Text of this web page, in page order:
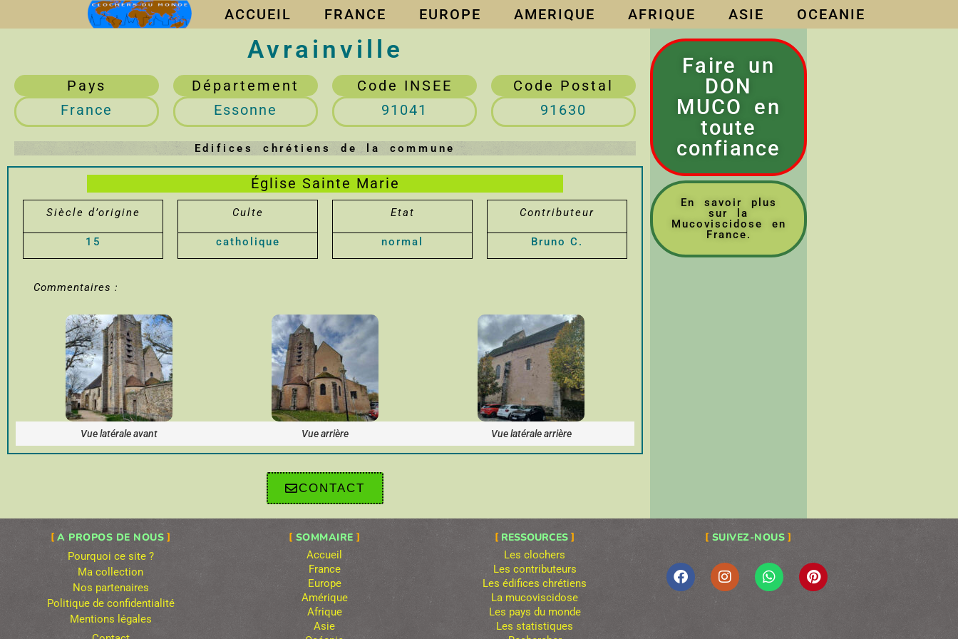
ACCUEIL FRANCE EUROPE AMERIQUE AFRIQUE ASIE OCEANIE
Avrainville
Pays
France
Département
Essonne
Code INSEE
91041
Code Postal
91630
Edifices chrétiens de la commune
Église Sainte Marie
Siècle d’origine
15
Culte
catholique
Etat
normal
Contributeur
Bruno C.
Commentaires :
Vue latérale avant Vue arrière Vue latérale arrière
CONTACT
Faire un
DON
MUCO en
toute
confiance
En savoir plus
sur la
Mucoviscidose en
France.
A PROPOS DE NOUS
Pourquoi ce site ?
Ma collection
Nos partenaires
Politique de confidentialité
Mentions légales
SOMMAIRE
Accueil
France
Europe
Amérique
Afrique
Asie
RESSOURCES
Les clochers
Les contributeurs
Les édifices chrétiens
La mucoviscidose
Les pays du monde
Les statistiques
SUIVEZ-NOUS